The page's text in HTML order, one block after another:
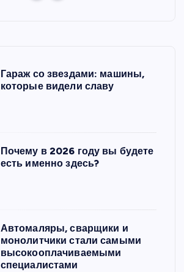
Гараж со звездами: машины,
которые видели славу
Почему в 2026 году вы будете
есть именно здесь?
Автомаляры, сварщики и
монолитчики стали самыми
высокооплачиваемыми
специалистами